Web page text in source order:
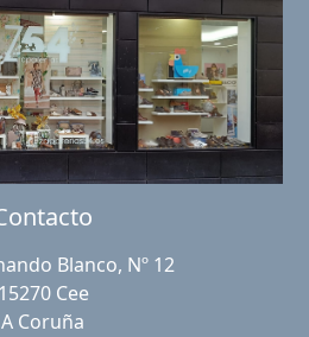
Blanco, Nº 12
15270 Cee
A Coruña